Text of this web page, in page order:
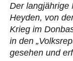
Der langjährige
Heyden, von
Krieg im
in den
gesehen und